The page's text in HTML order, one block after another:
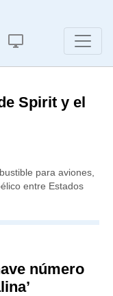
Spirit y el
para aviones,
entre Estados
número